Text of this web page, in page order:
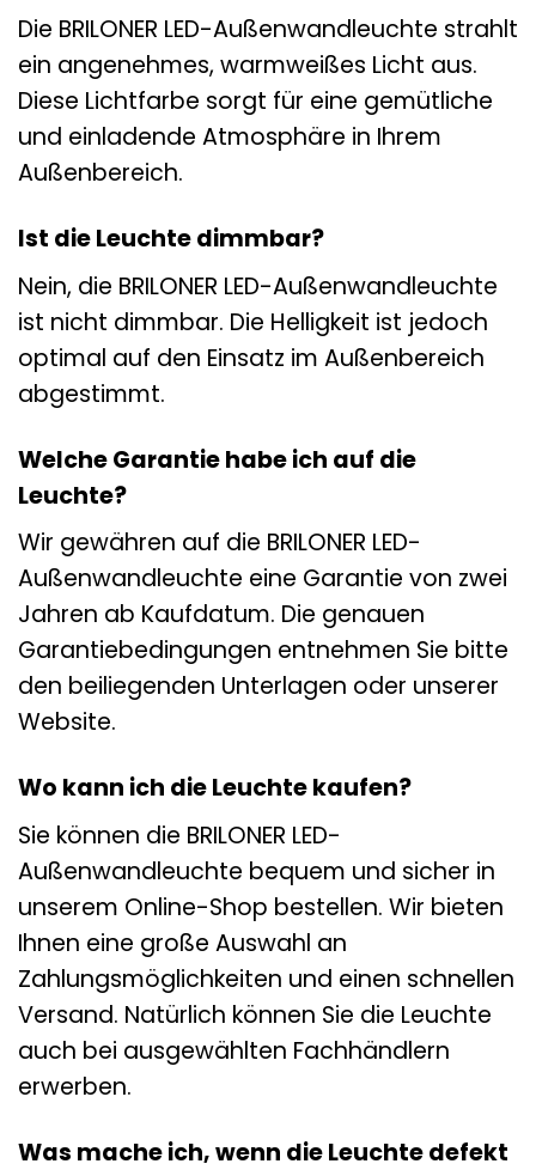
Die BRILONER LED-Außenwandleuchte strahlt
ein angenehmes, warmweißes Licht aus.
Diese Lichtfarbe sorgt für eine gemütliche
und einladende Atmosphäre in Ihrem
Außenbereich.
Ist die Leuchte dimmbar?
Nein, die BRILONER LED-Außenwandleuchte
ist nicht dimmbar. Die Helligkeit ist jedoch
optimal auf den Einsatz im Außenbereich
abgestimmt.
Welche Garantie habe ich auf die
Leuchte?
Wir gewähren auf die BRILONER LED-
Außenwandleuchte eine Garantie von zwei
Jahren ab Kaufdatum. Die genauen
Garantiebedingungen entnehmen Sie bitte
den beiliegenden Unterlagen oder unserer
Website.
Wo kann ich die Leuchte kaufen?
Sie können die BRILONER LED-
Außenwandleuchte bequem und sicher in
unserem Online-Shop bestellen. Wir bieten
Ihnen eine große Auswahl an
Zahlungsmöglichkeiten und einen schnellen
Versand. Natürlich können Sie die Leuchte
auch bei ausgewählten Fachhändlern
erwerben.
Was mache ich, wenn die Leuchte defekt